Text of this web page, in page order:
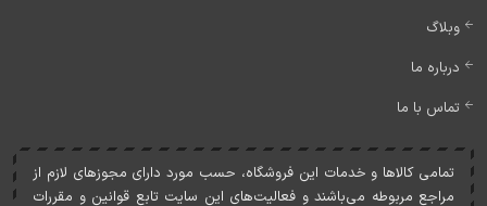
وبلاگ
درباره ما
تماس با ما
تمامی کالاها و خدمات اين فروشگاه، حسب مورد دارای مجوزهای لازم از
مراجع مربوطه می‌باشند و فعاليت‌های اين سايت تابع قوانين و مقررات